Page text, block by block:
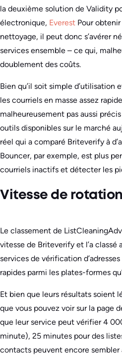
la deuxième solution de Validity
électronique, Everest Pour
nettoyage, il peut donc s’avérer
services ensemble – ce qui,
doublement des coûts.
Bien qu’il soit simple d’utilisation
les courriels en masse assez
malheureusement pas aussi
outils disponibles sur le marché
réel qui a comparé Briteverify à
Bouncer, par exemple, est plus
courriels inactifs et détecter les
Vitesse de
Le classement de
vitesse de Briteverify et l’a classé
services de vérification
rapides parmi les plates-formes
Et bien que leurs résultats soient
que vous pouvez voir sur la page
que leur service peut vérifier 4
minute), 25 minutes pour des
contacts peuvent encore sembler